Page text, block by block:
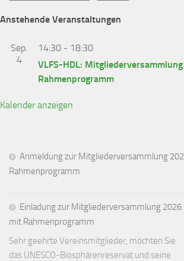
Anstehende Veranstaltungen
Sep.
4
14:30 - 18:30
VLFS-HDL:
Rahmenprogramm
Kalender anzeigen
Anmeldung zur Mitgliederversammlung
Rahmenprogramm
Einladung zur Mitgliederversammlung 2026
mit Rahmenprogramm
Sehr geehrte Vereinsmitglieder, möchten Sie
das UNESCO-Biosphärenreservat und seine